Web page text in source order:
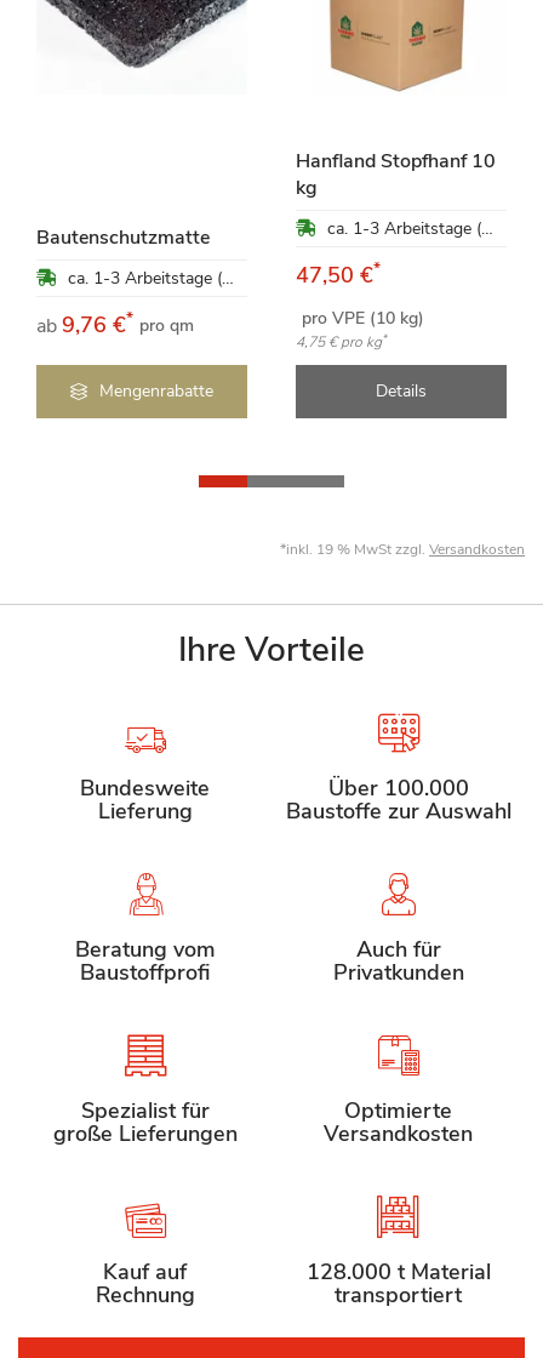
Bautenschutzmatte
ca. 1-3 Arbeitstage (Mo-Fr)
ab9,76 €* pro qm
Mengenrabatte
Hanfland Stopfhanf 10
kg
ca. 1-3 Arbeitstage (Mo-Fr)
47,50 €*
pro VPE (10 kg)
4,75 €pro kg*
Details
*inkl. 19 % MwSt zzgl. Versandkosten
Ihre Vorteile
Bundesweite
Lieferung
Über 100.000
Baustoffe zur Auswahl
Beratung vom
Baustoffprofi
Auch für
Privatkunden
Spezialist für
große Lieferungen
Optimierte
Versandkosten
Kauf auf
Rechnung
128.000 t Material
transportiert